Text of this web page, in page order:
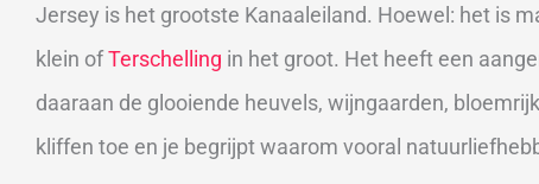
Jersey is het grootste Kanaaleiland. Hoewel: het is
klein ofTerschelling in het groot. Het heeft een
daaraan de glooiende heuvels, wijngaarden,
kliffen toe en je begrijpt waarom vooral